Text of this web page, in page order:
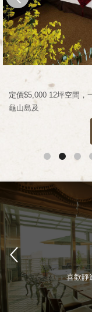
定價$5,000 12坪空間，
龜山島及
喜歡靜